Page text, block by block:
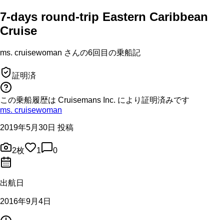
7-days round-trip Eastern Caribbean
Cruise
ms. cruisewoman さんの6回目の乗船記
証明済
この乗船履歴は Cruisemans Inc. により証明済みです
ms. cruisewoman
2019年5月30日 投稿
2枚 1 0
出航日
2016年9月4日